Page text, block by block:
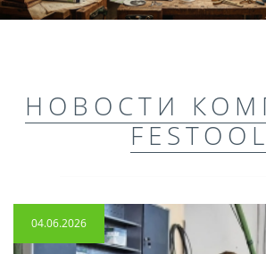
НОВОСТИ
04.06.2026